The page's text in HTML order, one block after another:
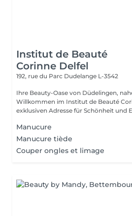
Institut de Beauté
Corinne Delfel
192, rue du Parc Dudelange L-3542
Ihre Beauty-Oase von Düdelingen,
Willkommen im Institut de Beauté
exklusiven Adresse für Schönheit und
Manucure
Manucure tiède
Couper ongles et limage